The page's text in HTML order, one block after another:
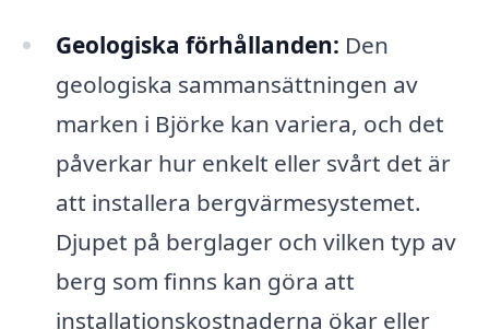
Geologiska förhållanden: Den
geologiska sammansättningen av
marken i Björke kan variera, och det
påverkar hur enkelt eller svårt det är
att installera bergvärmesystemet.
Djupet på berglager och vilken typ av
berg som finns kan göra att
installationskostnaderna ökar eller